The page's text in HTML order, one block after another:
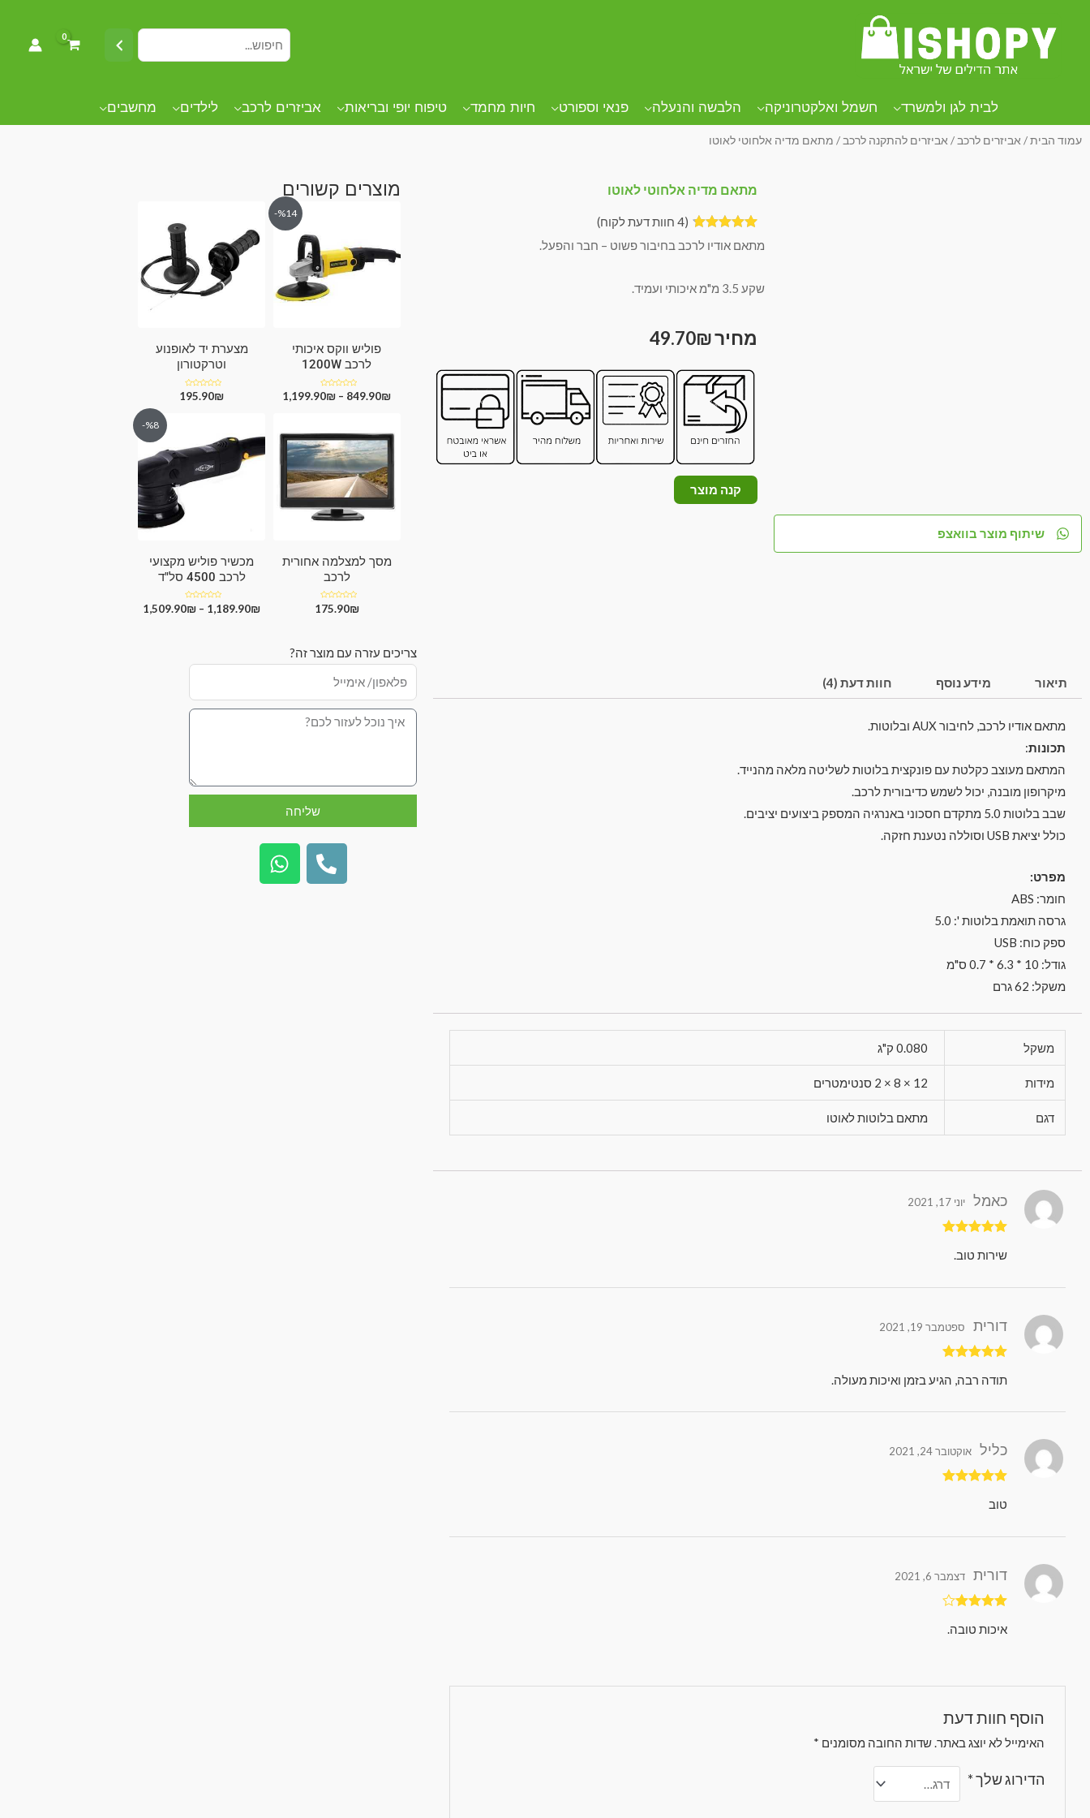
לבית לגן ולמשרד חשמל ואלקטרוניקה הלבשה והנעלה פנאי וספורט חיות מחמד טיפוח יופי ובריאות אביזרים לרכב לילדים מחשבים
עמוד הבית/ אביזרים לרכב / אביזרים להתקנה לרכב / מתאם מדיה אלחוטי לאוטו
שיתוף מוצר בוואצפ
מתאם מדיה אלחוטי לאוטו
4.75
מתוך 5
לקוחות
(
4חוות דעת לקוח)
מתאם אודיו לרכב בחיבור פשוט – חבר והפעל.
שקע 3.5 מ"מ איכותי ועמיד.
49.70₪
קנה מוצר
מוצרים קשורים
%14-
פוליש ווקס איכותי
לרכב 1200W
דורג
0
849.90₪
–
1,199.90₪
מצערת יד לאופנוע
וטרקטורון
דורג
0
195.90₪
מסך למצלמה אחורית
לרכב
דורג
0
175.90₪
%8-
מכשיר פוליש מקצועי
לרכב 4500 סל"ד
דורג
0
1,189.90₪
–
1,509.90₪
תיאור מידע נוסף חוות דעת (4)
מתאם אודיו לרכב, לחיבור AUX ובלוטות.
תכונות:
המתאם מעוצב כקלטת עם פונקצית בלוטות לשליטה מלאה מהנייד.
מיקרופון מובנה, יכול לשמש כדיבורית לרכב.
שבב בלוטות 5.0 מתקדם חסכוני באנרגיה המספק ביצועים יציבים.
כולל יציאת USB וסוללה נטענת חזקה.
מפרט:
חומר: ABS
גרסה תואמת בלוטות ': 5.0
ספק כוח: USB
גודל: 10 * 6.3 * 0.7 ס"מ
משקל: 62 גרם
משקל 0.080 ק"ג
מידות 12 × 8 × 2 סנטימטרים
דגם מתאם בלוטות לאוטו
כאמל יוני 17, 2021
שירות טוב.
דורית ספטמבר 19, 2021
תודה רבה, הגיע בזמן ואיכות מעולה.
כליל אוקטובר 24, 2021
טוב
מתוך 5
דורית דצמבר 6, 2021
איכות טובה.
הוסף חוות דעת
האימייל לא יוצג באתר.שדות החובה מסומנים *
הדירוג שלך*
צריכים עזרה עם מוצר זה?
שליחה